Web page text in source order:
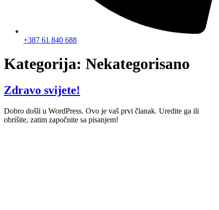
+387 61 840 688
Kategorija: Nekategorisano
Zdravo svijete!
Dobro došli u WordPress. Ovo je vaš prvi članak. Uredite ga ili
obrišite, zatim započnite sa pisanjem!